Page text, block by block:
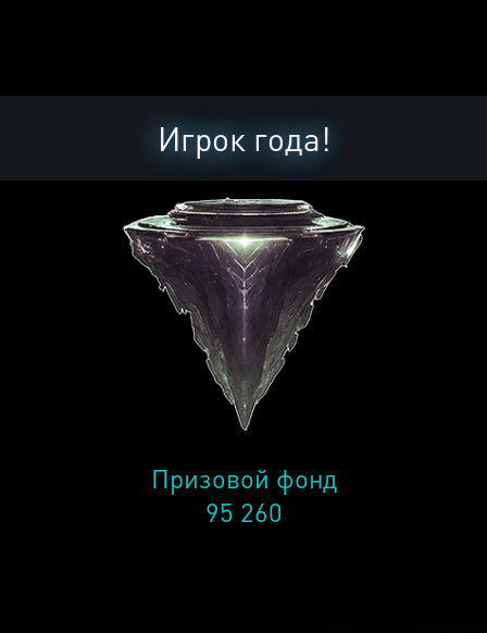
Игрок года!
Призовой фонд
95 260